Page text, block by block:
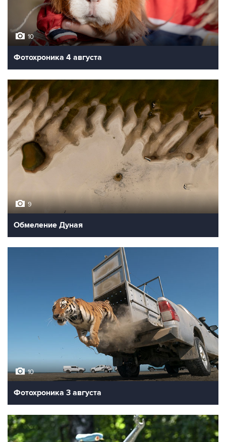
10
Фотохроника 4 августа
9
Обмеление Дуная
10
Фотохроника 3 августа